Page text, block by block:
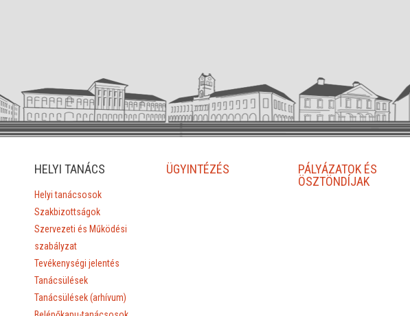
HELYI TANÁCS
Helyi tanácsosok
Szakbizottságok
Szervezeti és Működési
szabályzat
Tevékenységi jelentés
Tanácsülések
Tanácsülések (arhívum)
ÜGYINTÉZÉS
PÁLYÁZATOK ÉS
ÖSZTÖNDÍJAK